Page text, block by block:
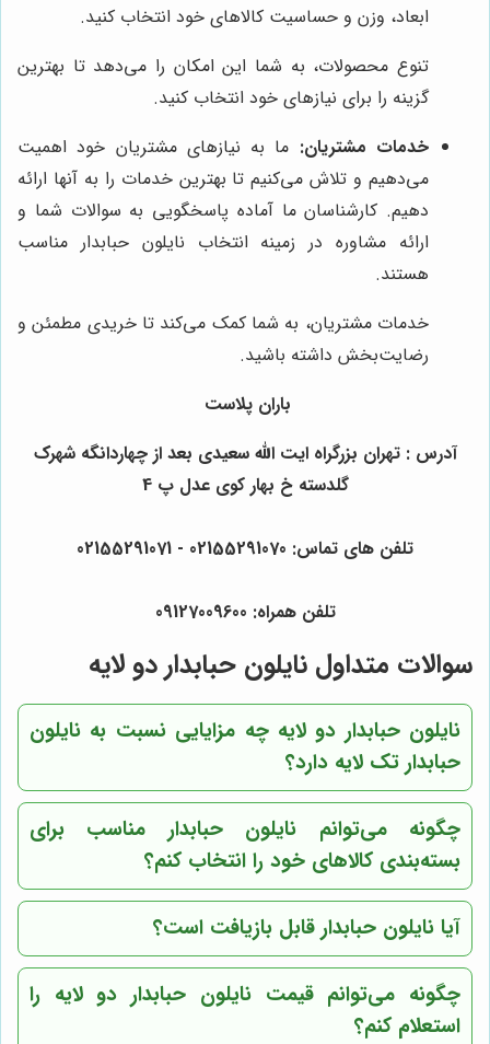
ابعاد، وزن و حساسیت کالاهای خود انتخاب کنید.
تنوع محصولات، به شما این امکان را می‌دهد تا بهترین
گزینه را برای نیازهای خود انتخاب کنید.
خدمات مشتریان: ما به نیازهای مشتریان خود اهمیت
می‌دهیم و تلاش می‌کنیم تا بهترین خدمات را به آنها ارائه
دهیم. کارشناسان ما آماده پاسخگویی به سوالات شما و
ارائه مشاوره در زمینه انتخاب نایلون حبابدار مناسب
هستند.
خدمات مشتریان، به شما کمک می‌کند تا خریدی مطمئن و
رضایت‌بخش داشته باشید.
باران پلاست
آدرس : تهران بزرگراه ایت الله سعیدی بعد از چهاردانگه شهرک
گلدسته خ بهار کوی عدل پ 4
تلفن های تماس: 02155291070 - 02155291071
تلفن همراه: 09127009600
سوالات متداول نایلون حبابدار دو لایه
نایلون حبابدار دو لایه چه مزایایی نسبت به نایلون
حبابدار تک لایه دارد؟
چگونه می‌توانم نایلون حبابدار مناسب برای
بسته‌بندی کالاهای خود را انتخاب کنم؟
آیا نایلون حبابدار قابل بازیافت است؟
چگونه می‌توانم قیمت نایلون حبابدار دو لایه را
استعلام کنم؟